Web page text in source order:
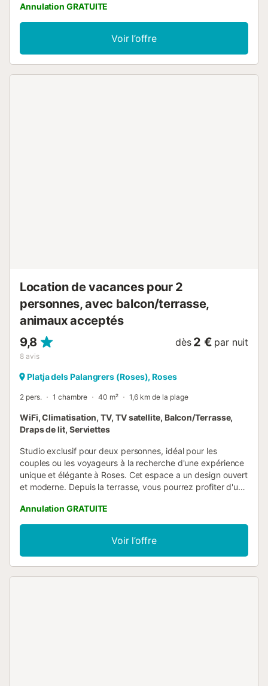
communautaire et d'une terrasse privée d'où vous pouvez
voir une vue magnifique sur la baie de Roses. Idéal pour
profiter en famille ou entre amis des multiples possibilités
offertes par la Costa Brava....
Annulation GRATUITE
Voir l’offre
Location de vacances pour 2
personnes, avec balcon/terrasse,
animaux acceptés
9,8
8 avis
dès 2 € par nuit
Platja dels Palangrers (Roses), Roses
2 pers. 1 chambre 40 m² 1,6 km de la plage
WiFi, Climatisation, TV, TV satellite, Balcon/Terrasse,
Draps de lit, Serviettes
Studio exclusif pour deux personnes, idéal pour les
couples ou les voyageurs à la recherche d'une expérience
unique et élégante à Roses. Cet espace a un design ouvert
et moderne. Depuis la terrasse, vous pourrez profiter d'une
soleil recréent une merveilleuse soirée. Le studio fait partie
d'un complexe résidentiel avec accès à une piscine
commune, idéale pour se rafraîchir et se reposer dans un
environnement calme. Situé à seulement 700 mètres de la
plage Els Palangrers. Dans un environnement alliant
Annulation GRATUITE
Voir l’offre